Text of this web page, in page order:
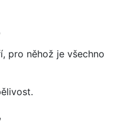
pro něhož je všechno